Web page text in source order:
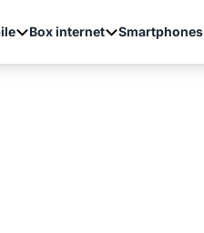
Box internet Smartphones